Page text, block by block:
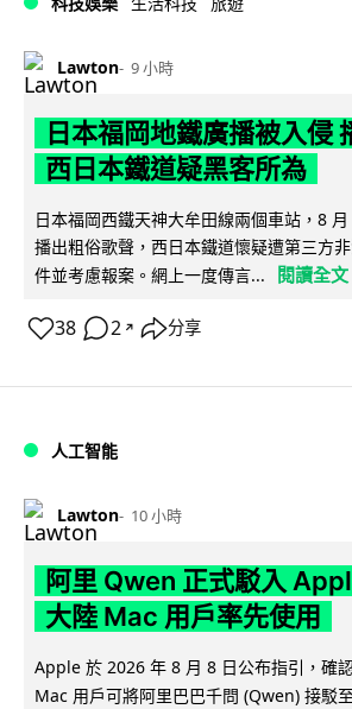
Lawton 9 小時
日本福岡地鐵廣播被入侵
西日本鐵道疑黑客所為
日本福岡西鐵天神大牟田線兩個車站，8
播出粗俗歌聲，西日本鐵道懷疑遭第三方
件並考慮報案。網上一度傳言...
閱讀全文
38 2 ↗ 分享
人工智能
Lawton 10 小時
阿里 Qwen 正式駁入
大陸 Mac 用戶率先使用
Apple 於 2026 年 8 月 8 日公布指引，確
Mac 用戶可將阿里巴巴千問 (Qwen) 接駁